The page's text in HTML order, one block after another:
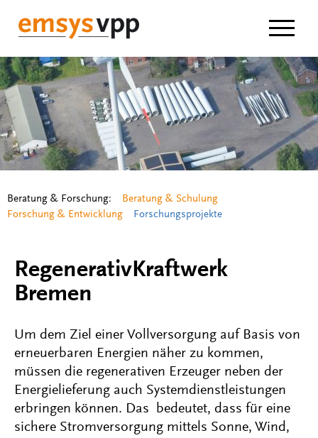
Beratung & Forschung:
Beratung & Schulung
Forschung & Entwicklung
Forschungsprojekte
RegenerativKraftwerk
Bremen
Um dem Ziel einer Vollversorgung auf Basis von
erneuerbaren Energien näher zu kommen,
müssen die regenerativen Erzeuger neben der
Energielieferung auch Systemdienstleistungen
erbringen können. Das bedeutet, dass für eine
sichere Stromversorgung mittels Sonne, Wind,